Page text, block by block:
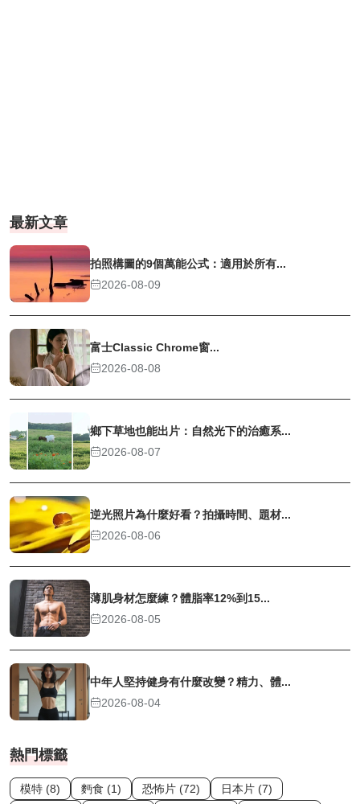
最新文章
拍照構圖的9個萬能公式：適用於所有...
2026-08-09
富士Classic Chrome窗...
2026-08-08
鄉下草地也能出片：自然光下的治癒系...
2026-08-07
逆光照片為什麼好看？拍攝時間、題材...
2026-08-06
薄肌身材怎麼練？體脂率12%到15...
2026-08-05
中年人堅持健身有什麼改變？精力、體...
2026-08-04
熱門標籤
模特 (8) 麪食 (1) 恐怖片 (72)
日本片 (7)